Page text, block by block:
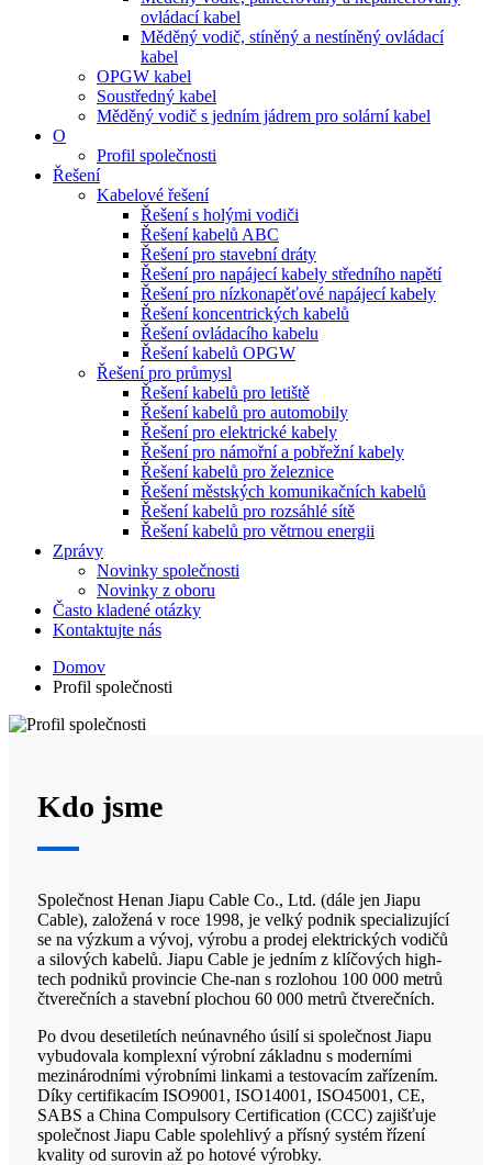
ovládací kabel
Měděný vodič, stíněný a nestíněný ovládací
kabel
OPGW kabel
Soustředný kabel
Měděný vodič s jedním jádrem pro solární kabel
O
Profil společnosti
Řešení
Kabelové řešení
Řešení s holými vodiči
Řešení kabelů ABC
Řešení pro stavební dráty
Řešení pro napájecí kabely středního napětí
Řešení pro nízkonapěťové napájecí kabely
Řešení koncentrických kabelů
Řešení ovládacího kabelu
Řešení kabelů OPGW
Řešení pro průmysl
Řešení kabelů pro letiště
Řešení kabelů pro automobily
Řešení pro elektrické kabely
Řešení pro námořní a pobřežní kabely
Řešení kabelů pro železnice
Řešení městských komunikačních kabelů
Řešení kabelů pro rozsáhlé sítě
Řešení kabelů pro větrnou energii
Zprávy
Novinky společnosti
Novinky z oboru
Často kladené otázky
Kontaktujte nás
Domov
Profil společnosti
Kdo jsme
Společnost Henan Jiapu Cable Co., Ltd. (dále jen Jiapu
Cable), založená v roce 1998, je velký podnik specializující
se na výzkum a vývoj, výrobu a prodej elektrických vodičů
a silových kabelů. Jiapu Cable je jedním z klíčových high-
tech podniků provincie Che-nan s rozlohou 100 000 metrů
čtverečních a stavební plochou 60 000 metrů čtverečních.
Po dvou desetiletích neúnavného úsilí si společnost Jiapu
vybudovala komplexní výrobní základnu s moderními
mezinárodními výrobními linkami a testovacím zařízením.
Díky certifikacím ISO9001, ISO14001, ISO45001, CE,
SABS a China Compulsory Certification (CCC) zajišťuje
společnost Jiapu Cable spolehlivý a přísný systém řízení
kvality od surovin až po hotové výrobky.